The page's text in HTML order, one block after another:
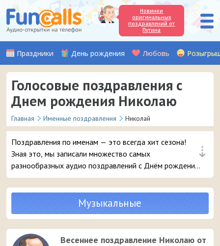
Новинки
оригинальных
поздравлений от
Путина
Праздники День рождения Любовь
Голосовые поздравления с
Днем рождения Николаю
Главная Именные поздравления Николай
⇣
Поздравления по именам — это всегда хит сезона!
Зная это, мы записали множество самых
разнообразных аудио поздравлений с Днём рождения,
чтобы вы могли с выдумкой поздравить вашего друга
или знакомого с именем Николай. Выбирайте лучшее
поздравление и в 3 клика отправляйте его на телефон
парню.
Музыкальные
Весеннее поздравление Николаю от